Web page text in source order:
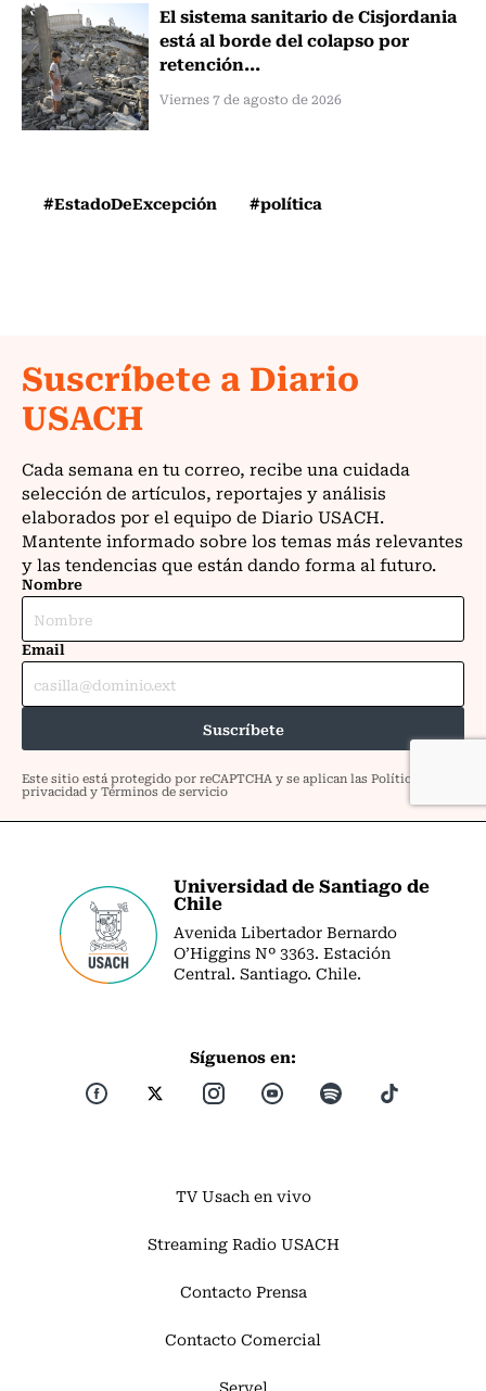
El sistema sanitario de Cisjordania
está al borde del colapso por
retención...
Viernes 7 de agosto de 2026
#EstadoDeExcepción #política
Universidad de Santiago de
Chile
Avenida Libertador Bernardo
O’Higgins Nº 3363. Estación
Central. Santiago. Chile.
Síguenos en:
TV Usach en vivo
Streaming Radio USACH
Contacto Prensa
Contacto Comercial